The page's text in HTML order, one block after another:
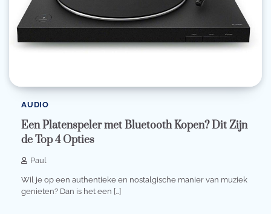
AUDIO
Een Platenspeler met Bluetooth Kopen? Dit Zijn
de Top 4 Opties
Paul
Wil je op een authentieke en nostalgische manier van muziek
genieten? Dan is het een […]